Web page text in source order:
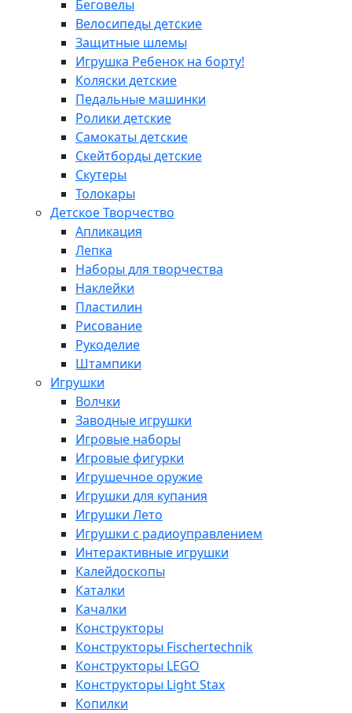
Беговелы
Велосипеды детские
Защитные шлемы
Игрушка Ребенок на борту!
Коляски детские
Педальные машинки
Ролики детские
Самокаты детские
Скейтборды детские
Скутеры
Толокары
Детское Творчество
Апликация
Лепка
Наборы для творчества
Наклейки
Пластилин
Рисование
Рукоделие
Штампики
Игрушки
Волчки
Заводные игрушки
Игровые наборы
Игровые фигурки
Игрушечное оружие
Игрушки для купания
Игрушки Лето
Игрушки с радиоуправлением
Интерактивные игрушки
Калейдоскопы
Каталки
Качалки
Конструкторы
Конструкторы Fisсhertechnik
Конструкторы LEGO
Конструкторы Light Stax
Копилки